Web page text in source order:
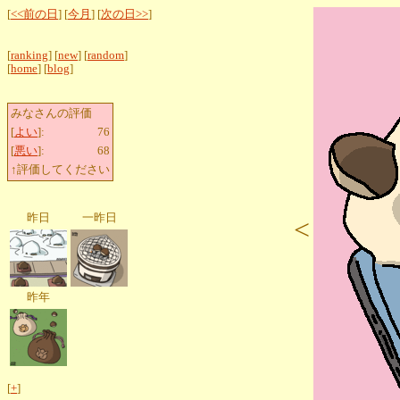
[<<前の日 ] [今月 ] [次の日>>]
[ranking] [new] [random]
[home] [blog]
みなさんの評価
[よい]:
76
[悪い]:
68
↑評価してください
昨日 一昨日
昨年
[+]
<